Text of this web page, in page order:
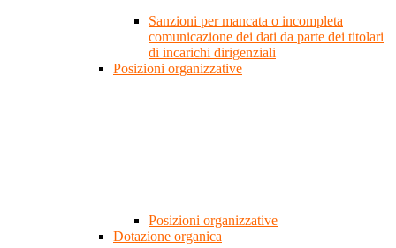
Sanzioni per mancata o incompleta
comunicazione dei dati da parte dei titolari
di incarichi dirigenziali
Posizioni organizzative
Posizioni organizzative
Dotazione organica